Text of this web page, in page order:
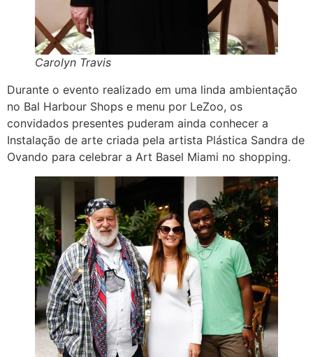
Carolyn Travis
Durante o evento realizado em uma linda ambientação
no Bal Harbour Shops e menu por LeZoo, os
convidados presentes puderam ainda conhecer a
Instalação de arte criada pela artista Plástica Sandra de
Ovando para celebrar a Art Basel Miami no shopping.